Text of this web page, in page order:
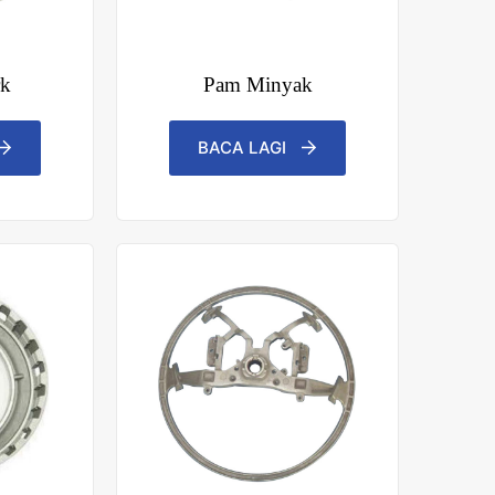
Pam Minyak
BACA LAGI